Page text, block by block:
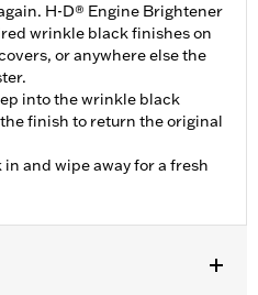
H-D® Engine Brightener
wrinkle black finishes on
or anywhere else the
into the wrinkle black
finish to return the original
and wipe away for a fresh